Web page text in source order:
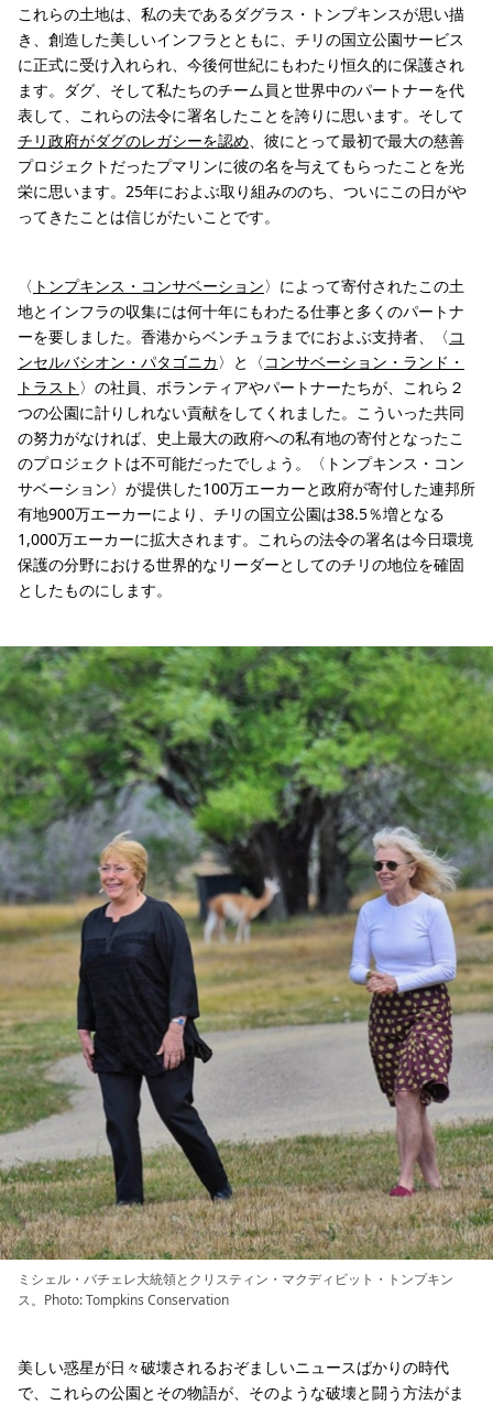
これらの土地は、私の夫であるダグラス・トンプキンスが思い描
き、創造した美しいインフラとともに、チリの国立公園サービス
に正式に受け入れられ、今後何世紀にもわたり恒久的に保護され
ます。ダグ、そして私たちのチーム員と世界中のパートナーを代
表して、これらの法令に署名したことを誇りに思います。そして
チリ政府がダグのレガシーを認め、彼にとって最初で最大の慈善
プロジェクトだったプマリンに彼の名を与えてもらったことを光
栄に思います。25年におよぶ取り組みののち、ついにこの日がや
ってきたことは信じがたいことです。
〈 トンプキンス・コンサベーション〉によって寄付されたこの土
地とインフラの収集には何十年にもわたる仕事と多くのパートナ
ーを要しました。香港からベンチュラまでにおよぶ支持者、〈 コ
ンセルバシオン・パタゴニカ 〉と〈 コンサベーション・ランド・
トラスト 〉の社員、ボランティアやパートナーたちが、これら２
つの公園に計りしれない貢献をしてくれました。こういった共同
の努力がなければ、史上最大の政府への私有地の寄付となったこ
のプロジェクトは不可能だったでしょう。〈トンプキンス・コン
サベーション〉が提供した100万エーカーと政府が寄付した連邦所
有地900万エーカーにより、チリの国立公園は38.5％増となる
1,000万エーカーに拡大されます。これらの法令の署名は今日環境
保護の分野における世界的なリーダーとしてのチリの地位を確固
としたものにします。
ミシェル・バチェレ大統領とクリスティン・マクディビット・トンプキン
ス。Photo: Tompkins Conservation
美しい惑星が日々破壊されるおぞましいニュースばかりの時代
で、これらの公園とその物語が、そのような破壊と闘う方法がま